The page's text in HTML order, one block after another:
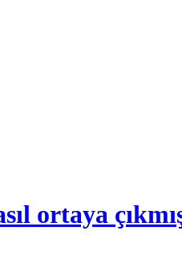
ortaya